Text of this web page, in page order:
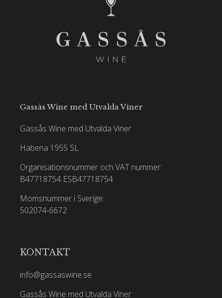
Gassås Wine med Utvalda Viner
Gassås Wine med Utvalda Viner
Habena 1955 SL
Organisationsnummer och VAT nummer:
B47718754 ESB47718754
Momsnummer i Sverige:
502074-6672
KONTAKT
info@gassaswine.se
Gassås Wine med Utvalda Viner